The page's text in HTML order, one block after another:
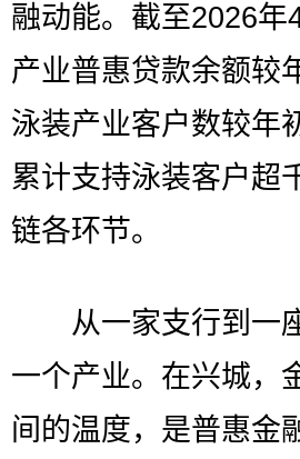
融动能。截至2026
产业普惠贷款余额较
泳装产业客户数较年
累计支持泳装客户超
链各环节。
从一家支行到一
一个产业。在兴城，
间的温度，是普惠金